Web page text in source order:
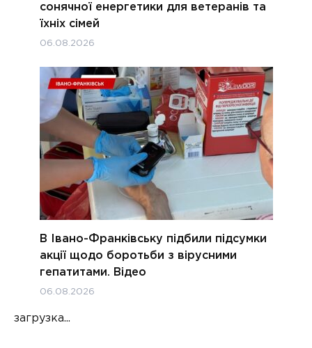
сонячної енергетики для ветеранів та
їхніх сімей
06.08.2026
В Івано-Франківську підбили підсумки
акції щодо боротьби з вірусними
гепатитами. Відео
06.08.2026
загрузка...